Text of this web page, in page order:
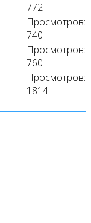
772
Просмотров:
740
Просмотров:
760
Просмотров:
1814